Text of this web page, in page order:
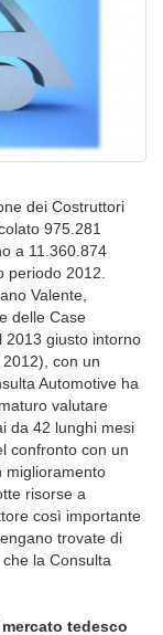
dei Costruttori
975.281
a 11.360.874
periodo 2012.
Valente,
delle Case
2013 giusto intorno
con un
Automotive ha
valutare
da 42 lunghi mesi
confronto con un
miglioramento
risorse a
così importante
trovate di
la Consulta
tedesco